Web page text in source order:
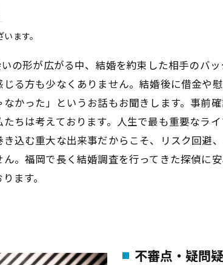
ます。
の形が広がる中、結婚を約束した相手のバッ
る方も少なくありません。結婚後に借金や
かった」というお話もお聞きします。事前
ちは考えております。人生で最も重要なライ
込む重大な出来事だからこそ、リスク回避
。福岡で長く結婚調査を行ってきた探偵に
ます。
不審点・疑問